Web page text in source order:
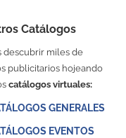
Catálogos
descubrir miles de
publicitarios hojeando
catálogos virtuales:
GENERALES
EVENTOS